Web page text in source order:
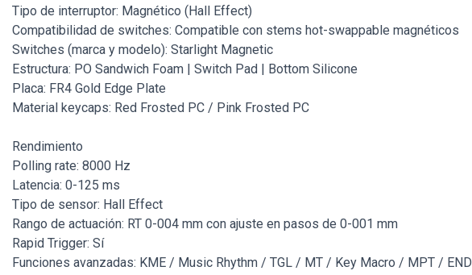
Tipo de interruptor: Magnético (Hall Effect)
Compatibilidad de switches: Compatible con stems hot-swappable magnéticos
Switches (marca y modelo): Starlight Magnetic
Estructura: PO Sandwich Foam | Switch Pad | Bottom Silicone
Placa: FR4 Gold Edge Plate
Material keycaps: Red Frosted PC / Pink Frosted PC
Rendimiento
Polling rate: 8000 Hz
Latencia: 0-125 ms
Tipo de sensor: Hall Effect
Rango de actuación: RT 0-004 mm con ajuste en pasos de 0-001 mm
Rapid Trigger: Sí
Funciones avanzadas: KME / Music Rhythm / TGL / MT / Key Macro / MPT / END